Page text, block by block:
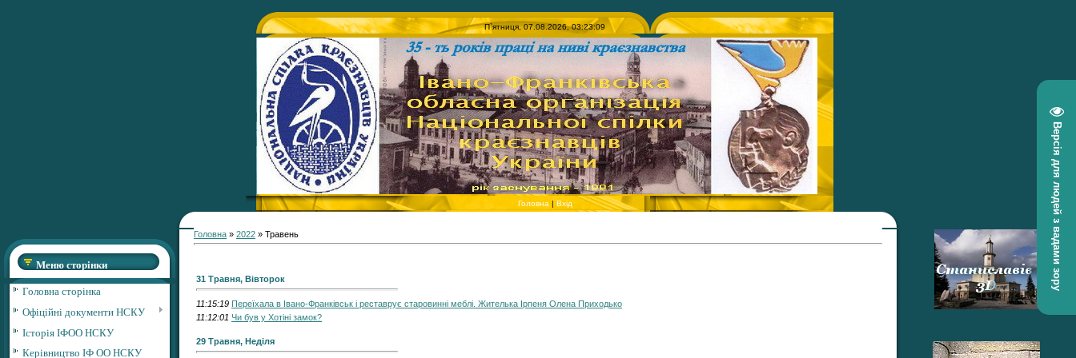
Версія для людей з вадами зору
П`ятниця, 07.08.2026, 03:23:09
Головна | Вхід
Меню сторінки
Головна сторінка
Офіційні документи НСКУ
Історія ІФОО НСКУ
Керівництво ІФ ОО НСКУ
Головна » 2022 » Травень
31 Травня, Вівторок
11:15:19 Переїхала в Івано-Франківськ і реставрує старовинні меблі. Жителька Ірпеня Олена Приходько
11:12:01 Чи був у Хотіні замок?
29 Травня, Неділя